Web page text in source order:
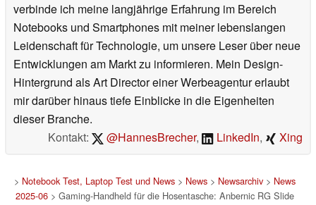
verbinde ich meine langjährige Erfahrung im Bereich
Notebooks und Smartphones mit meiner lebenslangen
Leidenschaft für Technologie, um unsere Leser über neue
Entwicklungen am Markt zu informieren. Mein Design-
Hintergrund als Art Director einer Werbeagentur erlaubt
mir darüber hinaus tiefe Einblicke in die Eigenheiten
dieser Branche.
Kontakt:
@HannesBrecher, LinkedIn, Xing
> Notebook Test, Laptop Test und News> News> Newsarchiv> News
2025-06> Gaming-Handheld für die Hosentasche: Anbernic RG Slide